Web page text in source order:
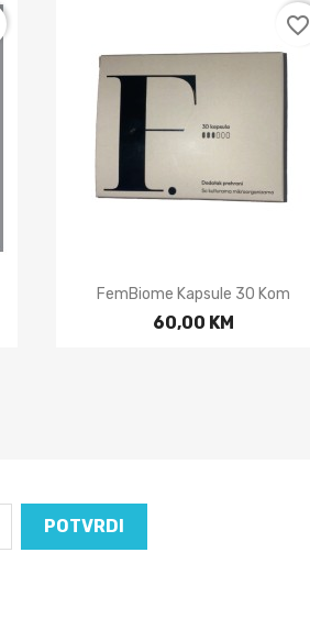
Brzi pregled
FemBiome Kapsule 30 Kom
60,00 KM
favorite_border